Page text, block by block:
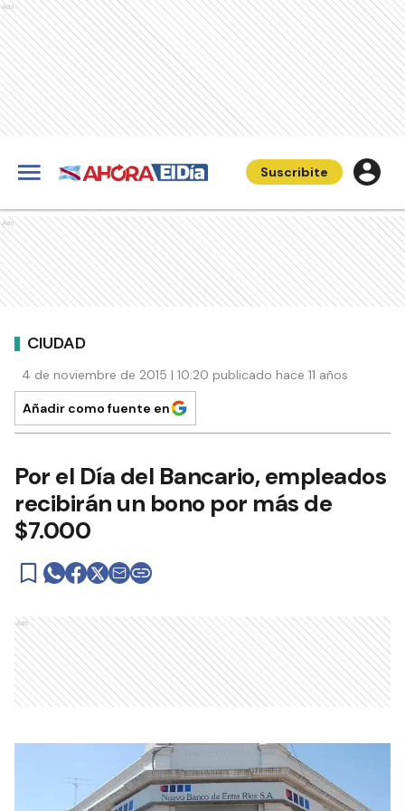
Ads
Suscribite
Ads
CIUDAD
4 de noviembre de 2015 | 10:20 publicado hace 11 años
Añadir como fuente en
Por el Día del Bancario, empleados
recibirán un bono por más de
$7.000
Ads